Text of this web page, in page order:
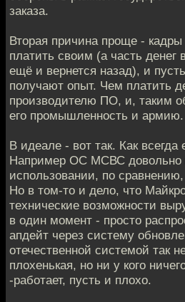
заказа.
Вторая причина проще -
платить своим (а часть денег
ещё и вернется назад), и
получают опыт. Чем платить
производителю ПО, и, таким
его промышленность и армию.
В идеале - вот так. Как
Например ОС МСВС довольно
использовании, по
Но в том-то и дело, что
технические возможности
в один момент - просто
апдейт через систему
отечественной системой так
плохенькая, но ни у кого
-работает, пусть и плохо.